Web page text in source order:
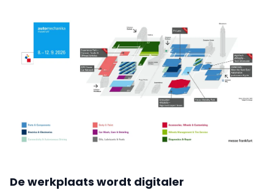
De werkplaats wordt digitaler